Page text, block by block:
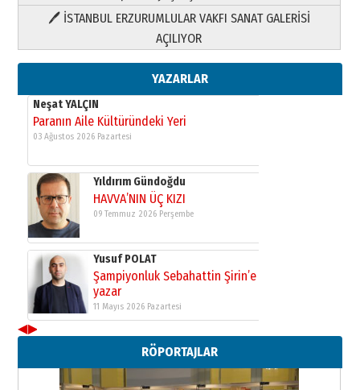
🖊 İSTANBUL ERZURUMLULAR VAKFI SANAT GALERİSİ
AÇILIYOR
YAZARLAR
Yıldırım Gündoğdu
HAVVA’NIN ÜÇ KIZI
09 Temmuz 2026 Perşembe
Yusuf POLAT
Şampiyonluk Sebahattin Şirin’e
yazar
11 Mayıs 2026 Pazartesi
Paranın Aile Kültüründeki Yeri
03 Ağustos 2026 Pazartesi
HAVVA’NIN ÜÇ KIZI
09 Temmuz 2026 Perşembe
Yusuf POLAT
◀▶
RÖPORTAJLAR